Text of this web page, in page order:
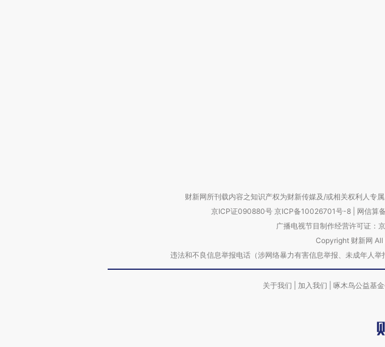
财新网所刊载内容之知识产权为财新传媒及/或相关权利人专
京ICP证090880号 京ICP备10026701号-8 网信算
广播电视节目制作经营许可证：
Copyright 财新网 All
违法和不良信息举报电话（涉网络暴力有害信息举报、未成年
关于我们 加入我们 啄木鸟公益基